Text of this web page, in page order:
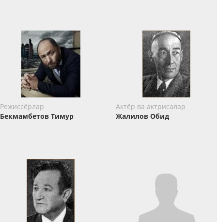
Режиссёрлар
Бекмамбетов Тимур
Актёр ва актрисалар
Жалилов Обид